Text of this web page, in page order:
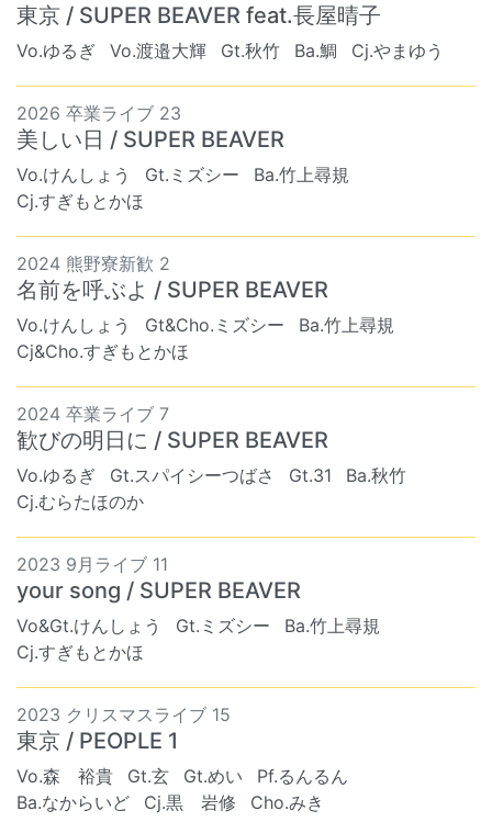
東京 / SUPER BEAVER feat.長屋晴子
Vo.ゆるぎ Vo.渡邉大輝 Gt.秋竹 Ba.鯛 Cj.やまゆう
2026 卒業ライブ 23
美しい日 / SUPER BEAVER
Vo.けんしょう Gt.ミズシー
Ba.竹上尋規
Cj.すぎもとかほ
2024 熊野寮新歓 2
名前を呼ぶよ / SUPER BEAVER
Vo.けんしょう Gt&Cho.ミズシー
Ba.竹上尋規
Cj&Cho.すぎもとかほ
2024 卒業ライブ 7
歓びの明日に / SUPER BEAVER
Vo.ゆるぎ Gt.スパイシーつばさ Gt.31
Ba.秋竹
Cj.むらたほのか
2023 9月ライブ 11
your song / SUPER BEAVER
Vo&Gt.けんしょう Gt.ミズシー
Ba.竹上尋規
Cj.すぎもとかほ
2023 クリスマスライブ 15
東京 / PEOPLE 1
Vo.森 裕貴 Gt.玄 Gt.めい
Pf.るんるん
Ba.なからいど
Cj.黒 岩修 Cho.みき